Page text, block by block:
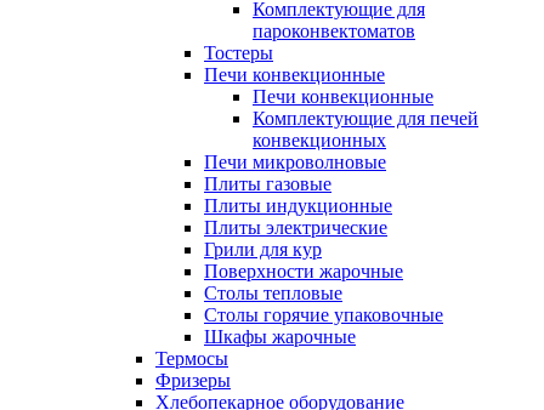
Комплектующие для
пароконвектоматов
Тостеры
Печи конвекционные
Печи конвекционные
Комплектующие для печей
конвекционных
Печи микроволновые
Плиты газовые
Плиты индукционные
Плиты электрические
Грили для кур
Поверхности жарочные
Столы тепловые
Столы горячие упаковочные
Шкафы жарочные
Термосы
Фризеры
Хлебопекарное оборудование